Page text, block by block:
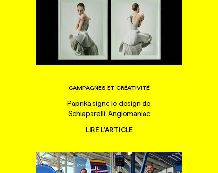
CAMPAGNES ET CRÉATIVITÉ
Paprika signe le design de
Schiaparelli: Anglomaniac
LIRE L'ARTICLE